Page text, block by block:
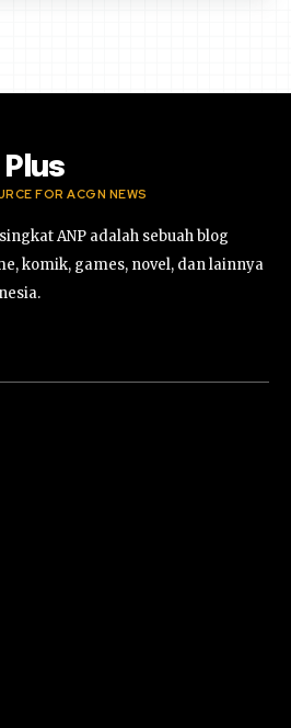
FOR ACGN NEWS
ANP adalah sebuah blog
komik, games, novel, dan lainnya